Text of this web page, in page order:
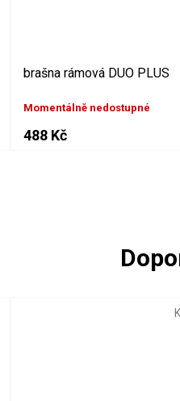
brašna rámová DUO PLUS
Momentálně nedostupné
488 Kč